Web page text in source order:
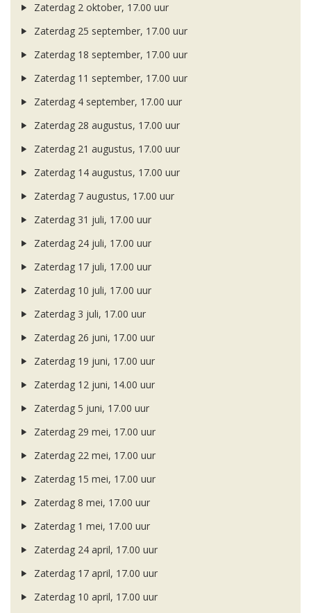
Zaterdag 2 oktober, 17.00 uur
Zaterdag 25 september, 17.00 uur
Zaterdag 18 september, 17.00 uur
Zaterdag 11 september, 17.00 uur
Zaterdag 4 september, 17.00 uur
Zaterdag 28 augustus, 17.00 uur
Zaterdag 21 augustus, 17.00 uur
Zaterdag 14 augustus, 17.00 uur
Zaterdag 7 augustus, 17.00 uur
Zaterdag 31 juli, 17.00 uur
Zaterdag 24 juli, 17.00 uur
Zaterdag 17 juli, 17.00 uur
Zaterdag 10 juli, 17.00 uur
Zaterdag 3 juli, 17.00 uur
Zaterdag 26 juni, 17.00 uur
Zaterdag 19 juni, 17.00 uur
Zaterdag 12 juni, 14.00 uur
Zaterdag 5 juni, 17.00 uur
Zaterdag 29 mei, 17.00 uur
Zaterdag 22 mei, 17.00 uur
Zaterdag 15 mei, 17.00 uur
Zaterdag 8 mei, 17.00 uur
Zaterdag 1 mei, 17.00 uur
Zaterdag 24 april, 17.00 uur
Zaterdag 17 april, 17.00 uur
Zaterdag 10 april, 17.00 uur